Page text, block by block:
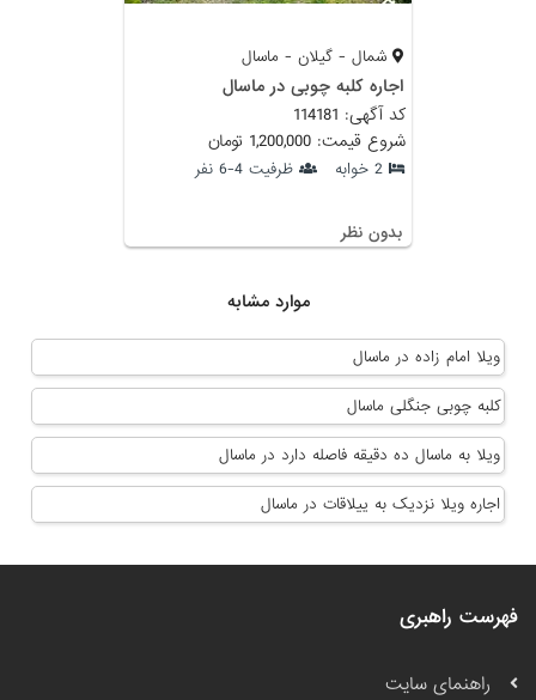
شمال - گیلان - ماسال
اجاره کلبه چوبی در ماسال
کد آگهی: 114181
شروع قیمت: 1,200,000 تومان
2 خوابه ظرفیت 4-6 نفر
بدون نظر
موارد مشابه
ویلا امام زاده در ماسال
کلبه چوبی جنگلی ماسال
ویلا به ماسال ده دقیقه فاصله دارد در ماسال
اجاره ویلا نزدیک به ییلاقات در ماسال
فهرست راهبری
راهنمای سایت